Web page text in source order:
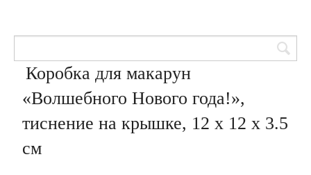
Коробка для макарун
«Волшебного Нового года!»,
тиснение на крышке, 12 х 12 х 3.5
см